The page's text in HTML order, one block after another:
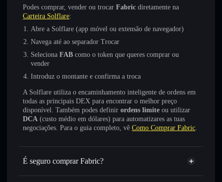
Podes comprar, vender ou trocar Fabric diretamente na
Carteira Solflare:
Abre a Solflare (app móvel ou extensão de navegador)
Navega até ao separador Trocar
Seleciona FAB como o token que queres comprar ou
vender
Introduz o montante e confirma a troca
A Solflare utiliza o encaminhamento inteligente de ordens em
todas as principais DEX para encontrar o melhor preço
disponível. Também podes definir ordens limite ou utilizar
DCA (custo médio em dólares) para automatizares as tuas
negociações. Para o guia completo, vê Como Comprar Fabric.
É seguro comprar Fabric?
Fabric não está verificado